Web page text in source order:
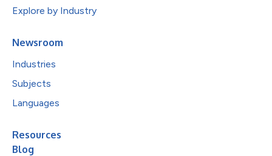
Explore by Industry
Newsroom
Industries
Subjects
Languages
Resources
Blog